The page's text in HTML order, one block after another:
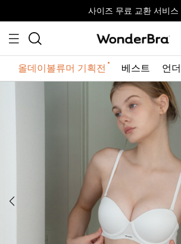
사이즈 무료 교환 서비스
올데이볼류머 기획전최대 10% 할인 쿠
사이즈 무료 교환 서비스
올데이볼류머 기획전
올데이볼류머 기획전 베스트 언